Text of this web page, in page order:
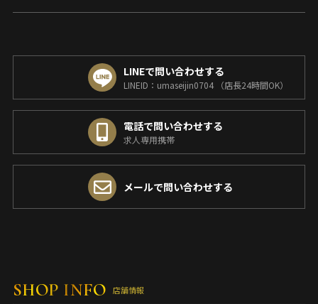
LINEで問い合わせする
LINEID：umaseijin0704 （店長24時間OK）
電話で問い合わせする
求人専用携帯
メールで問い合わせする
SHOP INFO 店舗情報